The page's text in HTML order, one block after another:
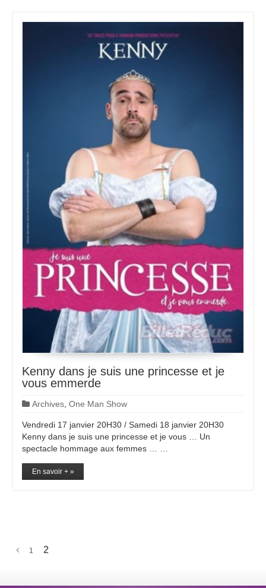
Kenny dans je suis une princesse et je
vous emmerde
Archives ,One Man Show
Vendredi 17 janvier 20H30 / Samedi 18 janvier 20H30
Kenny dans je suis une princesse et je vous … Un
spectacle hommage aux femmes … …
En savoir + »
1 2